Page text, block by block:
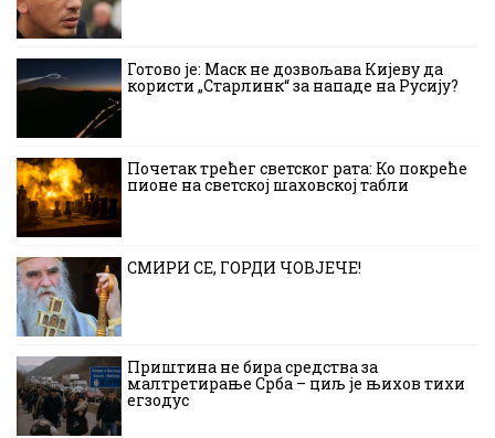
Готово је: Маск не дозвољава Кијеву да
користи „Старлинк“ за нападе на Русију?
Почетак трећег светског рата: Ко покреће
пионе на светској шаховској табли
СМИРИ СЕ, ГОРДИ ЧОВЈЕЧЕ!
Приштина не бира средства за
малтретирање Срба – циљ је њихов тихи
егзодус